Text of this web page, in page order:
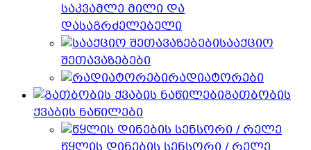
საკვამლე მილი და
დასაგრძელებელი
სააქციო
შეთავაზებები
რადიატორები
გათბობის
ქვაბის ნაწილები